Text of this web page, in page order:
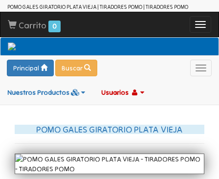
POMO GALES GIRATORIO PLATA VIEJA | TIRADORES POMO | TIRADORES POMO
Carrito 0
Principal Buscar
Nuestros Productos Usuarios
POMO GALES GIRATORIO PLATA VIEJA